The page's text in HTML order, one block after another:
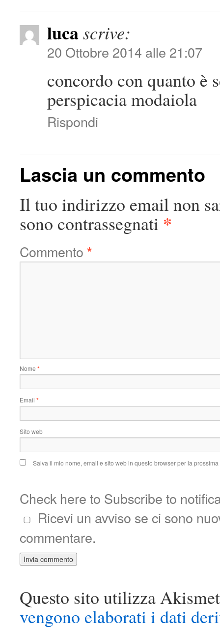
lucascrive:
20 Ottobre 2014 alle 21:07
concordo con quanto
perspicacia modaiola
Rispondi
Lascia un commento
Il tuo indirizzo email non
sono contrassegnati *
Commento *
Nome *
Email *
Sito web
Salva il mio nome, email e sito web in questo browser per la
Check here to Subscribe to
Ricevi un avviso se ci sono
commentare.
Questo sito utilizza
vengono elaborati i dati